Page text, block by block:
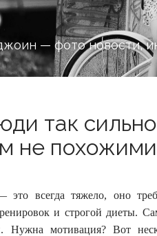
— фото новости,
так
не
это всегда тяжело, оно
и строгой диеты.
Нужна мотивация? Вот